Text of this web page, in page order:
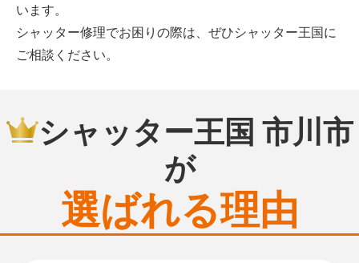
います。
シャッター修理でお困りの際は、ぜひシャッター王国に
ご相談ください。
シャッター王国 市川市
が
選ばれる理由